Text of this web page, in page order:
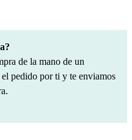
de la mano de un
el pedido por ti y te enviamos